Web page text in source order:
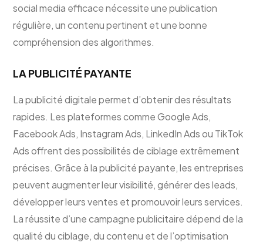
social media efficace nécessite une publication
régulière, un contenu pertinent et une bonne
compréhension des algorithmes.
LA PUBLICITÉ PAYANTE
La publicité digitale permet d’obtenir des résultats
rapides. Les plateformes comme Google Ads,
Facebook Ads, Instagram Ads, LinkedIn Ads ou TikTok
Ads offrent des possibilités de ciblage extrêmement
précises. Grâce à la publicité payante, les entreprises
peuvent augmenter leur visibilité, générer des leads,
développer leurs ventes et promouvoir leurs services.
La réussite d’une campagne publicitaire dépend de la
qualité du ciblage, du contenu et de l’optimisation